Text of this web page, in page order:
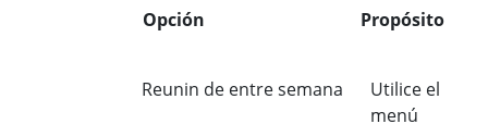
Opción Propósito
Reunin de entre semana
Utilice el
menú